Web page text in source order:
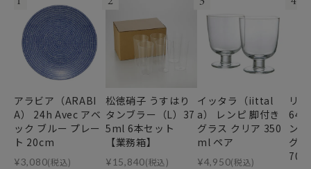
アラビア（ARABI
A） 24h Avec アベ
ック ブルー プレー
ト 20cm
¥3,080(税込)
松徳硝子 うすはり
タンブラー（L）37
5ml 6本セット
【業務箱】
¥15,840(税込)
イッタラ（iittal
a） レンピ 脚付き
グラス クリア 350
ml ペア
¥4,950(税込)
リ
ン
グ